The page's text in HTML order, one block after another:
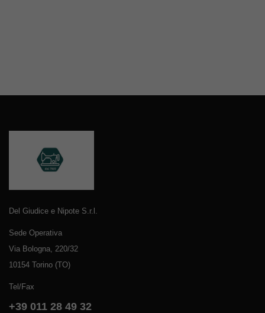
Del Giudice e Nipote S.r.l.
Sede Operativa
Via Bologna, 220/32
10154 Torino (TO)
Tel/Fax
+39 011 28 49 32